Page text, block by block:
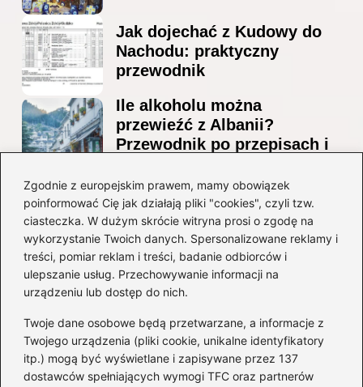
Zgodnie z europejskim prawem, mamy obowiązek
poinformować Cię jak działają pliki "cookies", czyli tzw.
ciasteczka. W dużym skrócie witryna prosi o zgodę na
wykorzystanie Twoich danych. Spersonalizowane reklamy i
treści, pomiar reklam i treści, badanie odbiorców i
ulepszanie usług. Przechowywanie informacji na
urządzeniu lub dostęp do nich.
Twoje dane osobowe będą przetwarzane, a informacje z
Twojego urządzenia (pliki cookie, unikalne identyfikatory
itp.) mogą być wyświetlane i zapisywane przez 137
dostawców spełniających wymogi TFC oraz partnerów
Jak dojechać z Kudowy do
Nachodu: praktyczny
przewodnik
Ile alkoholu można
przewieźć z Albanii?
Przewodnik po przepisach i
Ile alkoholu można legalnie
przesłać przez granicę do
Czech?
Kategorie
Ciekawostki(8)
Kultura i tradycje(10)